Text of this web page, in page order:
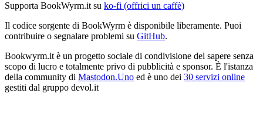
Supporta BookWyrm.it su ko-fi (offrici un caffè)
Il codice sorgente di BookWyrm è disponibile liberamente. Puoi
contribuire o segnalare problemi su GitHub.
Bookwyrm.it è un progetto sociale di condivisione del sapere senza
scopo di lucro e totalmente privo di pubblicità e sponsor. È l'istanza
della community di Mastodon.Uno ed è uno dei 30 servizi online
gestiti dal gruppo devol.it